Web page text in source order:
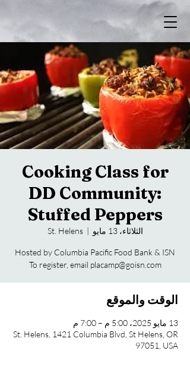
Cooking Class for
DD Community:
Stuffed Peppers
الثلاثاء، 13 مايو
  |
St. Helens
To register, email placamp@goisn.com
الوقت والموقع
13 مايو 2025، 5:00 م – 7:00 م
St. Helens, 1421 Columbia Blvd, St Helens, OR
97051, USA